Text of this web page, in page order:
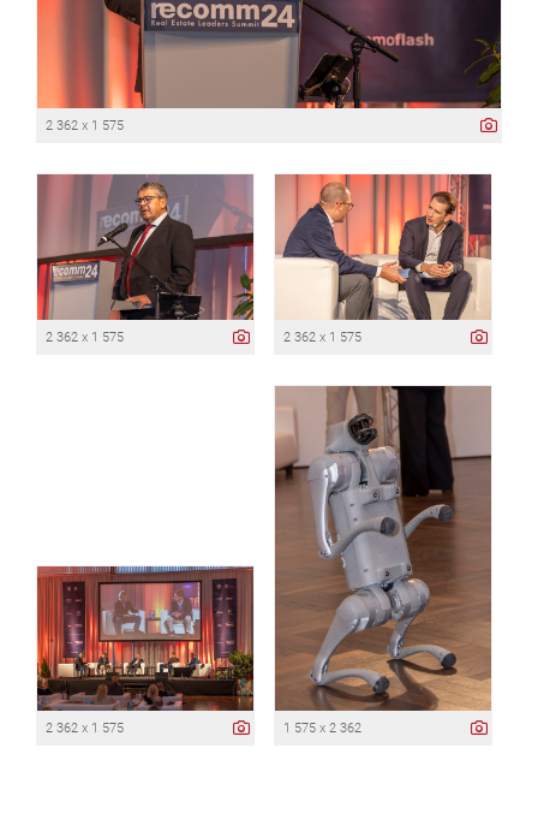
2 362 x 1 575
2 362 x 1 575 2 362 x 1 575
2 362 x 1 575 1 575 x 2 362